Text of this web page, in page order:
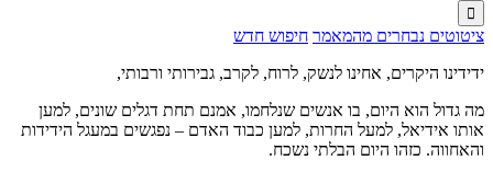

ציטוטים נבחרים מהמאמר חיפוש חדש
ידידינו היקרים, אחינו לנשק, לרוח, לקרב, גבירותי ורבותי,
מה גדול הוא היום, בו אנשים שנלחמו, אמנם תחת דגלים שונים, למען
אותו אידיאל, למעל החרות, למען כבוד האדם – נפגשים במעגל הידידות
והאחווה. כזהו היום הבלתי נשכח.